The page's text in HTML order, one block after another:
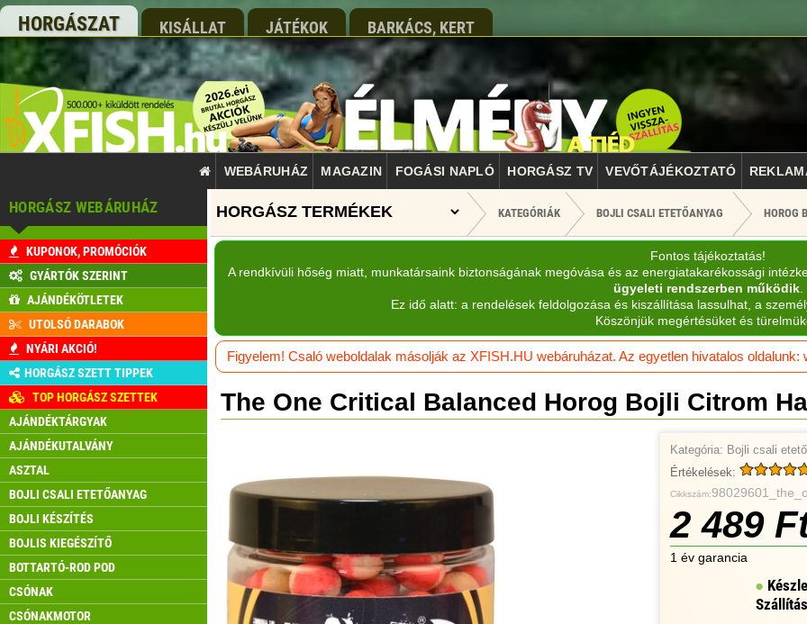
HORGÁSZAT KISÁLLAT JÁTÉKOK BARKÁCS, KERT
WEBÁRUHÁZ MAGAZIN FOGÁSI NAPLÓ HORGÁSZ TV VEVŐTÁJÉKOZTATÓ
HORGÁSZ WEBÁRUHÁZ
KUPONOK, PROMÓCIÓK
GYÁRTÓK SZERINT
AJÁNDÉKÖTLETEK
UTOLSÓ DARABOK
NYÁRI AKCIÓ!
HORGÁSZ SZETT TIPPEK
TOP HORGÁSZ SZETTEK
AJÁNDÉKTÁRGYAK
AJÁNDÉKUTALVÁNY
ASZTAL
BOJLI CSALI ETETŐANYAG
BOJLI KÉSZÍTÉS
BOJLIS KIEGÉSZÍTŐ
BOTTARTÓ-ROD POD
CSÓNAK
CSÓNAKMOTOR
KATEGÓRIÁK BOJLI CSALI ETETŐANYAG HOROG
Fontos tájékoztatás!
A rendkívüli hőség miatt, munkatársaink biztonságának megóvása és az energiatakarékossági
ügyeleti rendszerben működik.
Ez idő alatt: a rendelések feldolgozása és kiszállítása lassulhat, a
Köszönjük megértésüket és
Figyelem! Csaló weboldalak másolják az XFISH.HU webáruházat. Az egyetlen hivatalos
The One Critical Balanced Horog Bojli Citrom
Kategória: Bojli csali
Értékelések:
Cikkszám:
2 489
1 év garancia